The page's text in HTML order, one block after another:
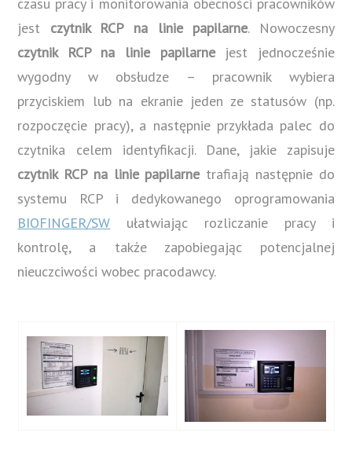
jest czytnik RCP na linie papilarne. Nowoczesny
czytnik RCP na linie papilarnejest jednocześnie
wygodny w obsłudze – pracownik wybiera
przyciskiem lub na ekranie jeden ze statusów (np.
rozpoczęcie pracy), a następnie przykłada palec do
czytnika celem identyfikacji. Dane, jakie zapisuje
czytnik RCP na linie papilarnetrafiają następnie do
systemu RCP i dedykowanego oprogramowania
BIOFINGER/SW ułatwiając rozliczanie pracy i
kontrolę, a także zapobiegając potencjalnej
nieuczciwości wobec pracodawcy.